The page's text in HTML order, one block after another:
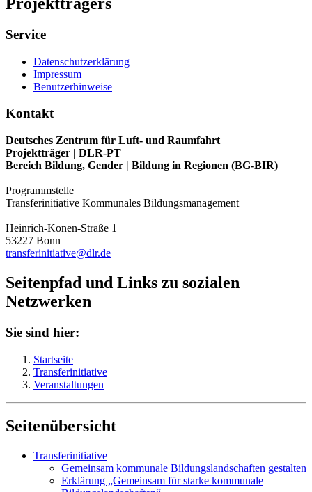
Service
Datenschutzerklärung
Impressum
Benutzerhinweise
Kontakt
Deutsches Zentrum für Luft- und Raumfahrt
Projektträger | DLR-PT
Bereich Bildung, Gender | Bildung in Regionen (BG-BIR)
Programmstelle
Transferinitiative Kommunales Bildungsmanagement
Heinrich-Konen-Straße 1
53227 Bonn
transferinitiative@dlr.de
Seitenpfad und Links zu sozialen
Netzwerken
Sie sind hier:
Startseite
Transferinitiative
Veranstaltungen
Seitenübersicht
Transferinitiative
Gemeinsam kommunale Bildungslandschaften gestalten
Erklärung „Gemeinsam für starke kommunale